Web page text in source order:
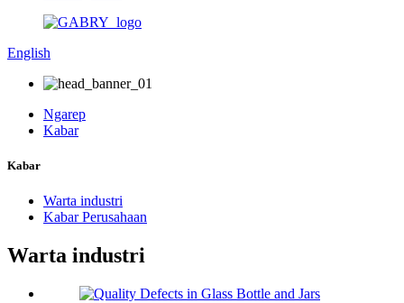
English
Ngarep
Kabar
Kabar
Warta industri
Kabar Perusahaan
Warta industri